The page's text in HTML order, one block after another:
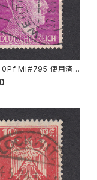
Mi#795 使用済
WERTHEIM 27.8.19